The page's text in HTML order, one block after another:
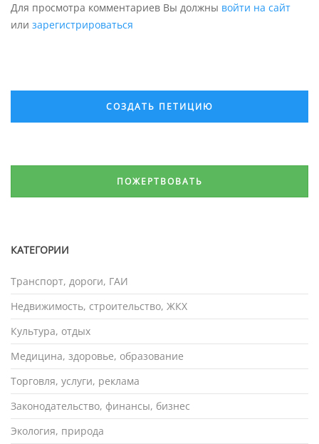
Для просмотра комментариев Вы должны войти на сайт
или зарегистрироваться
СОЗДАТЬ ПЕТИЦИЮ
ПОЖЕРТВОВАТЬ
КАТЕГОРИИ
Транспорт, дороги, ГАИ
Недвижимость, строительство, ЖКХ
Культура, отдых
Медицина, здоровье, образование
Торговля, услуги, реклама
Законодательство, финансы, бизнес
Экология, природа